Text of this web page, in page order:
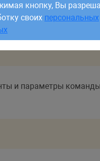
и параметры
кнопку, Вы
своих персональных